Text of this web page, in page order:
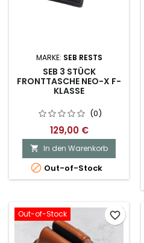
MARKE: SEB RESTS
SEB 3 STÜCK
FRONTTASCHE NEO-X F-
KLASSE
(0)
129,00 €
 In den Warenkorb
 Out-of-Stock
Out-of-Stock favorite_border